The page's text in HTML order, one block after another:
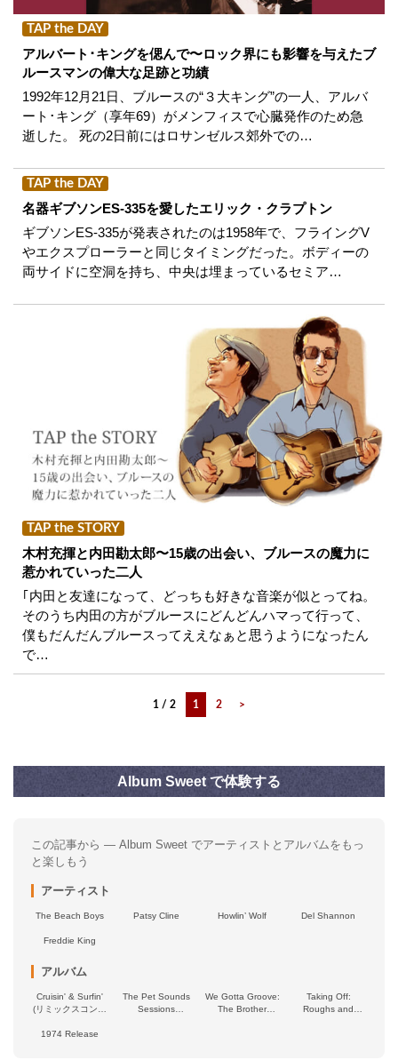
TAP the DAY
アルバート･キングを偲んで〜ロック界にも影響を与えたブ
ルースマンの偉大な足跡と功績
1992年12月21日、ブルースの“３大キング”の一人、アルバ
ート･キング（享年69）がメンフィスで心臓発作のため急
逝した。 死の2日前にはロサンゼルス郊外での…
TAP the DAY
名器ギブソンES-335を愛したエリック・クラプトン
ギブソンES-335が発表されたのは1958年で、フライングV
やエクスプローラーと同じタイミングだった。ボディーの
両サイドに空洞を持ち、中央は埋まっているセミア…
TAP the STORY
木村充揮と内田勘太郎〜15歳の出会い、ブルースの魔力に
惹かれていった二人
｢内田と友達になって、どっちも好きな音楽が似とってね。
そのうち内田の方がブルースにどんどんハマって行って、
僕もだんだんブルースってええなぁと思うようになったん
で…
1 / 2 1 2 >
Album Sweet で体験する
この記事から — Album Sweet でアーティストとアルバムをもっ
と楽しもう
アーティスト
The Beach Boys Patsy Cline Howlin’ Wolf Del Shannon
Freddie King
アルバム
Cruisin' & Surfin'
(リミックスコンピ
The Pet Sounds
Sessions
We Gotta Groove:
The Brother
Taking Off:
Roughs and
1974 Release